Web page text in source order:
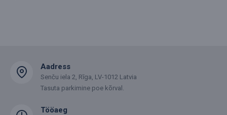
Aadress
Senču iela 2, Rīga, LV-1012 Latvia
Tasuta parkimine poe kõrval.
Tööaeg